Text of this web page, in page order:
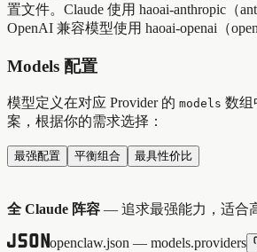
置文件。Claude 使用 haoai-anthropic（
OpenAI 兼容模型使用 haoai-openai（
Models 配置
模型定义在对应 Provider 的 models 数组
案，根据你的需求选择：
最强配置 平衡组合 最具性价比
全 Claude 阵容 — 追求最强能力，适合
openclaw.json — models.providers